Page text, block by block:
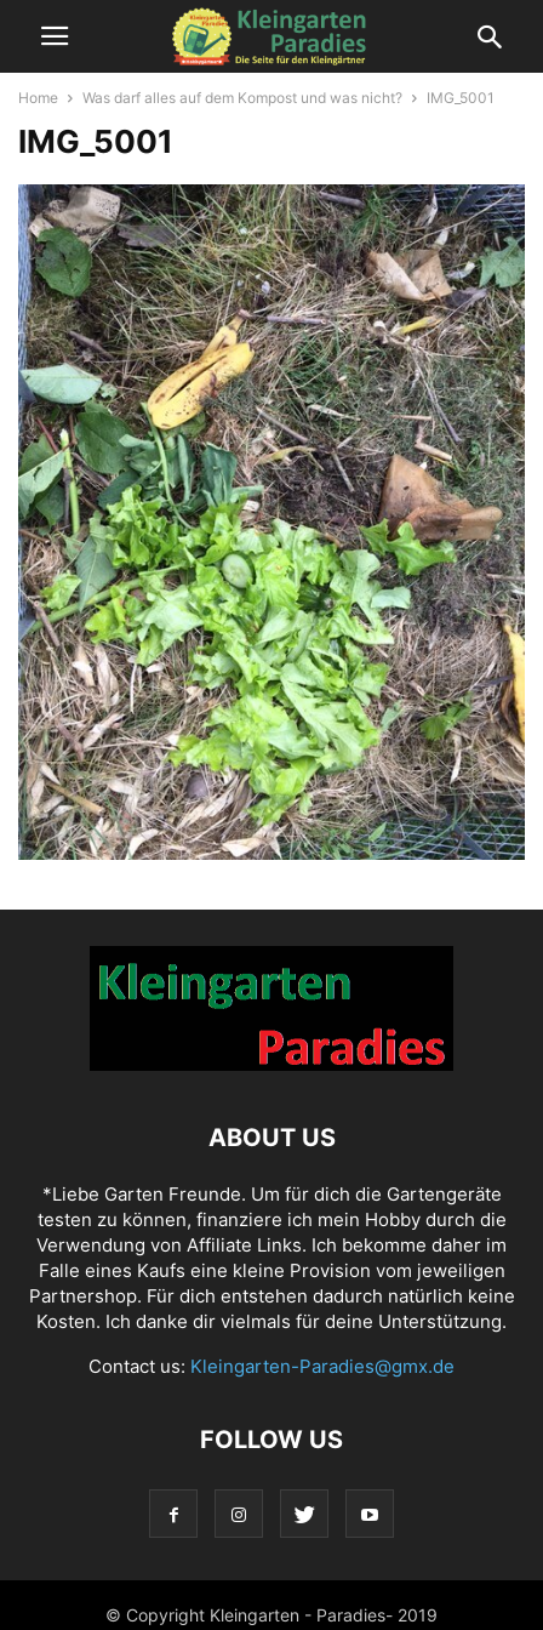
Home Was darf alles auf dem Kompost und was nicht? IMG_5001
IMG_5001
ABOUT US
*Liebe Garten Freunde. Um für dich die Gartengeräte
testen zu können, finanziere ich mein Hobby durch die
Verwendung von Affiliate Links. Ich bekomme daher im
Falle eines Kaufs eine kleine Provision vom jeweiligen
Partnershop. Für dich entstehen dadurch natürlich keine
Kosten. Ich danke dir vielmals für deine Unterstützung.
Contact us: Kleingarten-Paradies@gmx.de
FOLLOW US
© Copyright Kleingarten - Paradies- 2019